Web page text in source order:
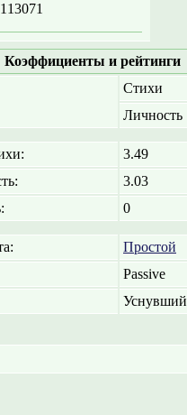
Коэффициенты и рейтинги
Стихи
Личность
3.49
3.03
0
Простой
Passive
Уснувший